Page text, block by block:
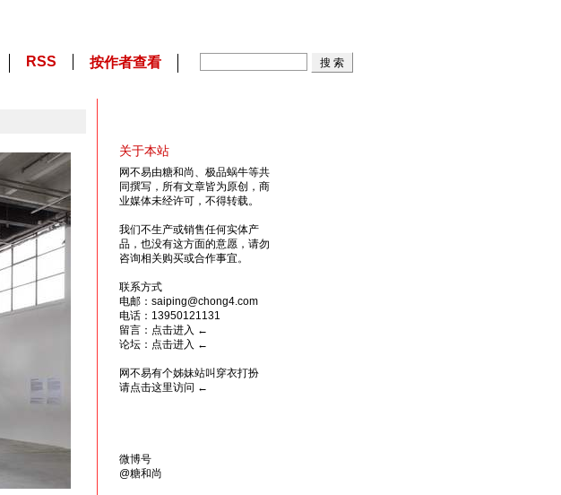
RSS 按作者查看
关于本站
网不易由糖和尚、极品蜗牛等共
同撰写，所有文章皆为原创，商
业媒体未经许可，不得转载。
我们不生产或销售任何实体产
品，也没有这方面的意愿，请勿
咨询相关购买或合作事宜。
联系方式
电邮：saiping@chong4.com
电话：13950121131
留言： 点击进入 ←
论坛： 点击进入 ←
网不易有个姊妹站叫穿衣打扮
请点击这里访问 ←
微博号
@糖和尚